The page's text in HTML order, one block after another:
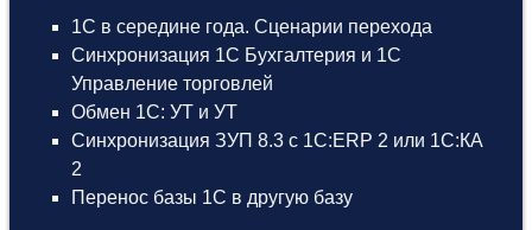
1С в середине года. Сценарии перехода
Синхронизация 1С Бухгалтерия и 1С
Управление торговлей
Обмен 1С: УТ и УТ
Синхронизация ЗУП 8.3 с 1С:ERP 2 или 1С:КА
2
Перенос базы 1С в другую базу